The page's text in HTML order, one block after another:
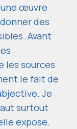
œuvre
des
Avant
les sources
le fait de
Je
surtout
expose,